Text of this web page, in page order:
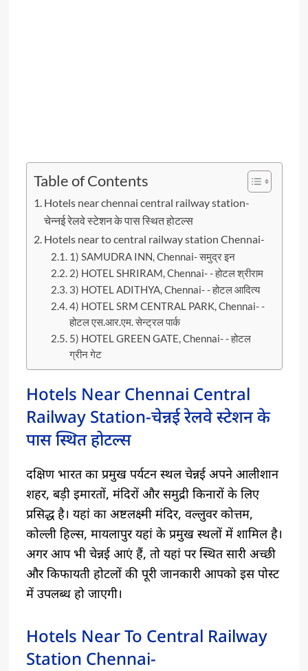
Table of Contents
Hotels near chennai central railway station-
चेन्नई रेलवे स्टेशन के पास स्थित होटल्स
Hotels near to central railway station Chennai-
1) SAMUDRA INN, Chennai- समुद्र इन
2) HOTEL SHRIRAM, Chennai- - होटल श्रीराम
3) HOTEL ADITHYA, Chennai- - होटल आदित्य
4) HOTEL SRM CENTRAL PARK, Chennai- -
होटल एस.आर.एम. सेन्ट्रल पार्क
5) HOTEL GREEN GATE, Chennai- - होटल
ग्रीन गेट
Hotels Near Chennai Central
Railway Station-चेन्नई रेलवे स्टेशन के
पास स्थित होटल्स
दक्षिण भारत का प्रमुख पर्यटन स्थल चेन्नई अपने आलीशान
शहर, बड़ी इमारतों, मंदिरों और समुद्री किनारों के लिए
प्रसिद्ध है। यहां का अष्टलक्ष्मी मंदिर, वल्लुवर कोत्तम,
कोल्ली हिल्स, मायलापुर यहां के प्रमुख स्थलों में शामिल है।
अगर आप भी चेन्नई आएं हैं, तो यहां पर स्थित सारी अच्छी
और किफायती होटलों की पूरी जानकारी आपको इस पोस्ट
में उपलब्ध हो जाएगी।
Hotels Near To Central Railway
Station Chennai-